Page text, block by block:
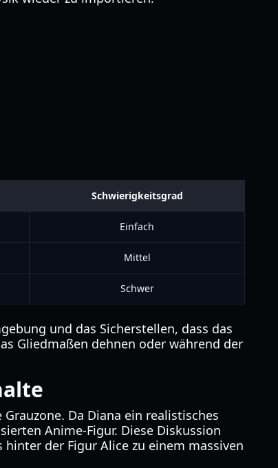
Schwierigkeitsgrad
Einfach
Mittel
Schwer
und das Sicherstellen, dass das
Gliedmaßen dehnen oder während der
Grauzone. Da Diana ein realistisches
Anime-Figur. Diese Diskussion
der Figur Alice zu einem massiven